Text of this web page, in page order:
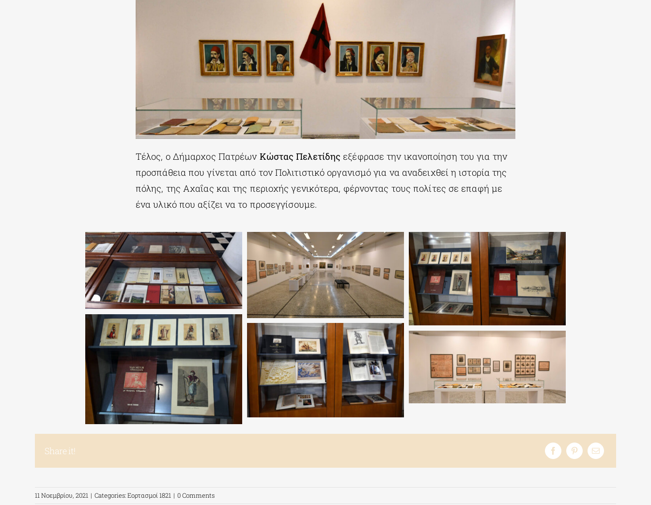
Τέλος, ο Δήμαρχος Πατρέων Κώστας Πελετίδης εξέφρασε την ικανοποίηση του για την
προσπάθεια που γίνεται από τον Πολιτιστικό οργανισμό για να αναδειχθεί η ιστορία της
πόλης, της Αχαΐας και της περιοχής γενικότερα, φέρνοντας τους πολίτες σε επαφή με
ένα υλικό που αξίζει να το προσεγγίσουμε.
Share it!
11 Νοεμβρίου, 2021 | Categories:Εορτασμοί 1821 | 0 Comments